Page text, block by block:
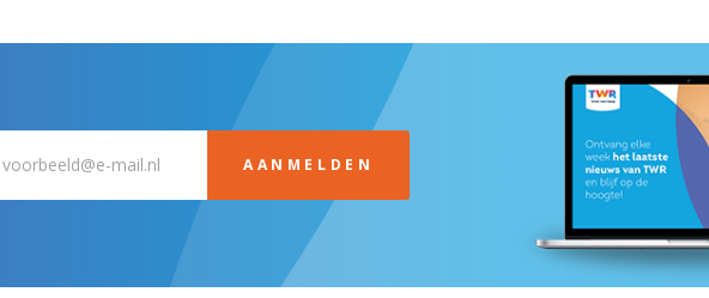
AANMELDEN